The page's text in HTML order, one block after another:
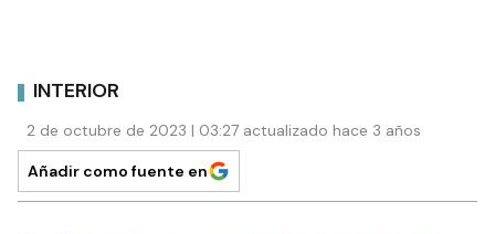
INTERIOR
2 de octubre de 2023 | 03:27 actualizado hace 3 años
Añadir como fuente en